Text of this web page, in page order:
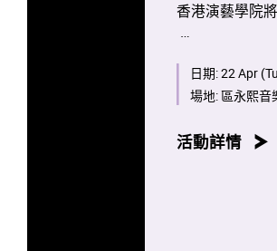
香港演藝學院
生及校友攜手演
日期:22 Apr
場地:區永熙音
活動詳情